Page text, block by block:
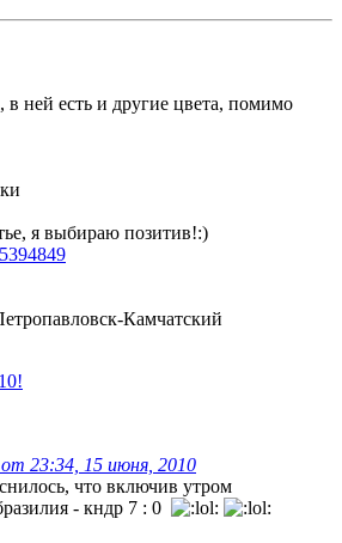
в ней есть и другие цвета, помимо
я выбираю позитив!:)
Камчатский
23:34, 15 июня, 2010
что включив утром
- кндр 7 : 0